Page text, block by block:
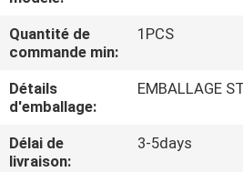
DE
NOUS
VISITE
D'USINE
Quantité de
commande min:
1PCS
Détails
d'emballage:
EMBALLAGE
Délai de
livraison:
3-5days